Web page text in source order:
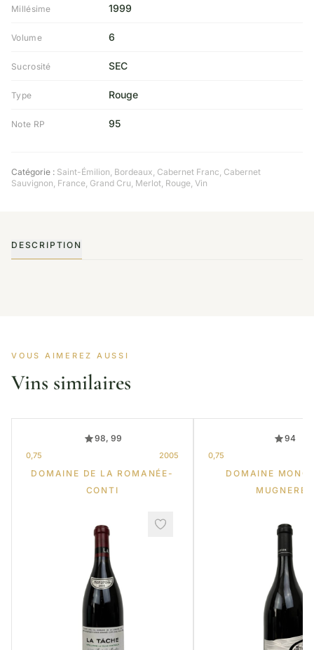
Millésime 1999
Volume 6
Sucrosité SEC
Type Rouge
Note RP 95
Catégorie : Saint-Émilion, Bordeaux, Cabernet Franc, Cabernet
Sauvignon, France, Grand Cru, Merlot, Rouge, Vin
DESCRIPTION
VOUS AIMEREZ AUSSI
Vins similaires
98, 99
0,75 2005
DOMAINE DE LA ROMANÉE-
CONTI
94
0,75
DOMAINE
MUGNERET